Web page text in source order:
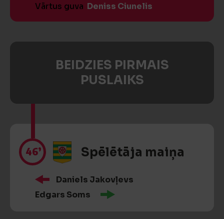
Vārtus guva Deniss Ciunelis
BEIDZIES PIRMAIS
PUSLAIKS
46’ Spēlētāja maiņa
Daniels Jakovļevs
Edgars Soms